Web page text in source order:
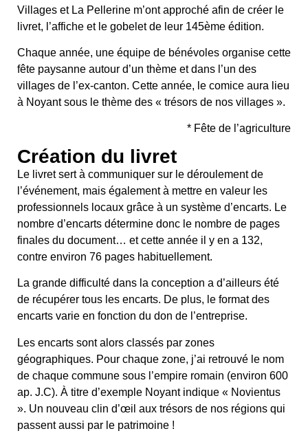
Villages et La Pellerine m’ont approché afin de créer le
livret, l’affiche et le gobelet de leur 145ème édition.
Chaque année, une équipe de bénévoles organise cette
fête paysanne autour d’un thème et dans l’un des
villages de l’ex-canton. Cette année, le comice aura lieu
à Noyant sous le thème des « trésors de nos villages ».
* Fête de l’agriculture
Création du livret
Le livret sert à communiquer sur le déroulement de
l’événement, mais également à mettre en valeur les
professionnels locaux grâce à un système d’encarts. Le
nombre d’encarts détermine donc le nombre de pages
finales du document… et cette année il y en a 132,
contre environ 76 pages habituellement.
La grande difficulté dans la conception a d’ailleurs été
de récupérer tous les encarts. De plus, le format des
encarts varie en fonction du don de l’entreprise.
Les encarts sont alors classés par zones
géographiques. Pour chaque zone, j’ai retrouvé le nom
de chaque commune sous l’empire romain (environ 600
ap. J.C). À titre d’exemple Noyant indique « Novientus
». Un nouveau clin d’œil aux trésors de nos régions qui
passent aussi par le patrimoine !